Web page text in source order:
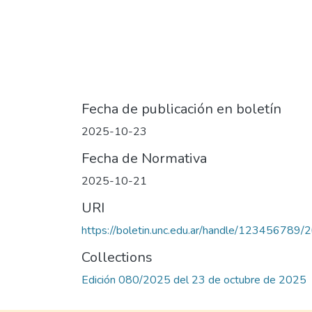
Fecha de publicación en boletín
2025-10-23
Fecha de Normativa
2025-10-21
URI
https://boletin.unc.edu.ar/handle/123456789/
Collections
Edición 080/2025 del 23 de octubre de 2025